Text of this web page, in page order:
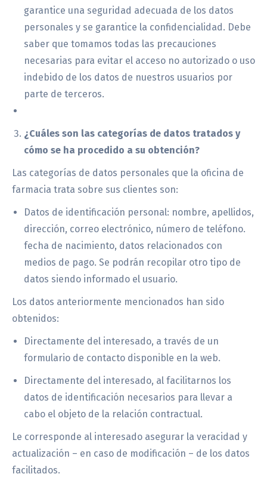
garantice una seguridad adecuada de los datos
personales y se garantice la confidencialidad. Debe
saber que tomamos todas las precauciones
necesarias para evitar el acceso no autorizado o uso
indebido de los datos de nuestros usuarios por
parte de terceros.
¿Cuáles son las categorías de datos tratados y
cómo se ha procedido a su obtención?
Las categorías de datos personales que la oficina de
farmacia trata sobre sus clientes son:
Datos de identificación personal: nombre, apellidos,
dirección, correo electrónico, número de teléfono.
fecha de nacimiento, datos relacionados con
medios de pago. Se podrán recopilar otro tipo de
datos siendo informado el usuario.
Los datos anteriormente mencionados han sido
obtenidos:
Directamente del interesado, a través de un
formulario de contacto disponible en la web.
Directamente del interesado, al facilitarnos los
datos de identificación necesarios para llevar a
cabo el objeto de la relación contractual.
Le corresponde al interesado asegurar la veracidad y
actualización – en caso de modificación – de los datos
facilitados.